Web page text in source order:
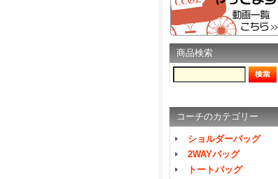
商品検索
コーチのカテゴリー
ショルダーバッグ
2WAYバッグ
トートバッグ